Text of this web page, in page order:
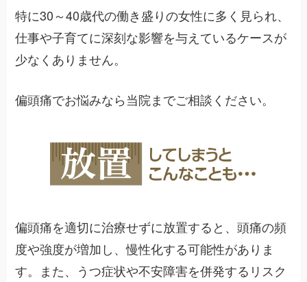
特に30～40歳代の働き盛りの女性に多く見られ、
仕事や子育てに深刻な影響を与えているケースが
少なくありません。
偏頭痛でお悩みなら当院までご相談ください。
偏頭痛を適切に治療せずに放置すると、頭痛の頻
度や強度が増加し、慢性化する可能性がありま
す。また、うつ症状や不安障害を併発するリスク